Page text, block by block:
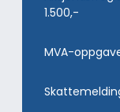
1.500,-
MVA-